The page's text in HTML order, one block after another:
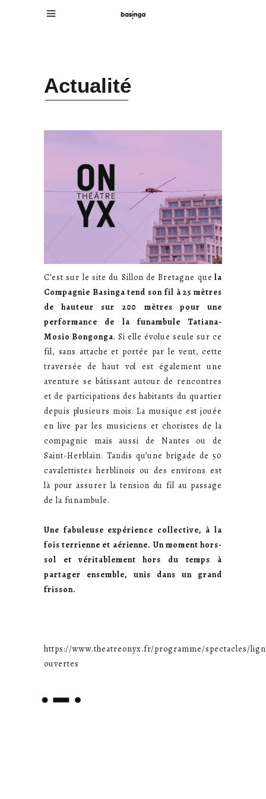
Actualité
C’est sur le site du Sillon de Bretagne que la
Compagnie Basinga tend son fil à 25 mètres
de hauteur sur 200 mètres pour une
performance de la funambule Tatiana-
Mosio Bongonga. Si elle évolue seule sur ce
fil, sans attache et portée par le vent, cette
traversée de haut vol est également une
aventure se bâtissant autour de rencontres
et de participations des habitants du quartier
depuis plusieurs mois. La musique est jouée
en live par les musiciens et choristes de la
compagnie mais aussi de Nantes ou de
Saint-Herblain. Tandis qu’une brigade de 50
cavalettistes herblinois ou des environs est
là pour assurer la tension du fil au passage
de la funambule.
Une fabuleuse expérience collective, à la
fois terrienne et aérienne. Un moment hors-
sol et véritablement hors du temps à
partager ensemble, unis dans un grand
frisson.
https://www.theatreonyx.fr/programme/spectacles/
ouvertes